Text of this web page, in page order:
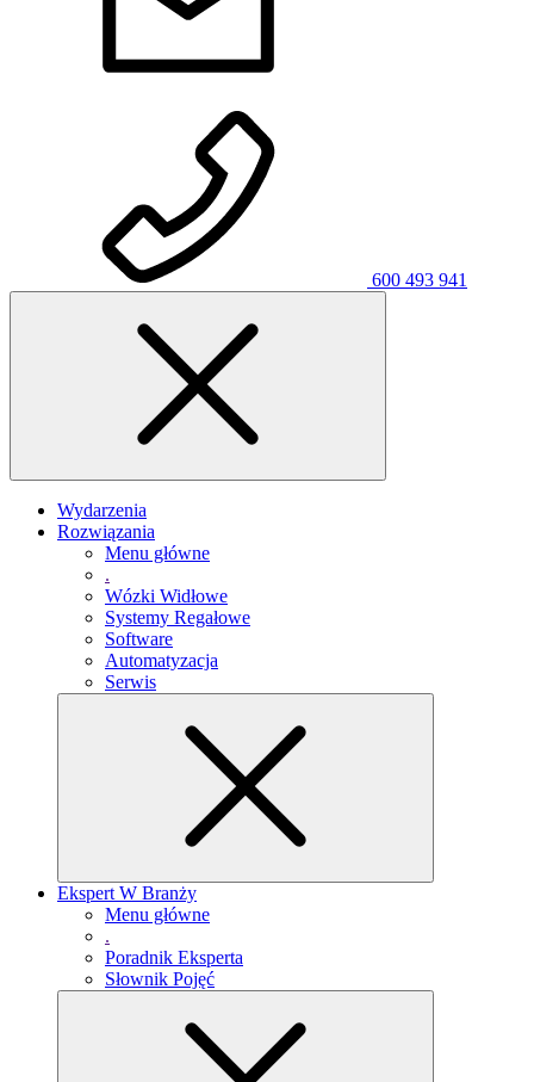
600 493 941
Wydarzenia
Rozwiązania
Menu główne
.
Wózki Widłowe
Systemy Regałowe
Software
Automatyzacja
Serwis
Ekspert W Branży
Menu główne
.
Poradnik Eksperta
Słownik Pojęć